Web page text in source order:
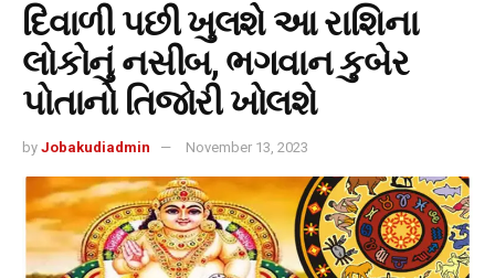
દિવાળી પછી ખુલશે આ રાશિના
લોકોનું નસીબ, ભગવાન કુબેર
પોતાનો તિજોરી ખોલશે
by Jobakudiadmin November 13, 2023